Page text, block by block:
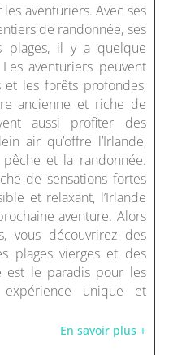
aventuriers. Avec ses
de randonnée, ses
plages, il y a quelque
aventuriers peuvent
et les forêts profondes,
ancienne et riche de
aussi profiter des
air qu’offre l’Irlande,
et la randonnée.
de sensations fortes
et relaxant, l’Irlande
aventure. Alors
vous découvrirez des
plages vierges et des
est le paradis pour les
unique et
En savoir plus +